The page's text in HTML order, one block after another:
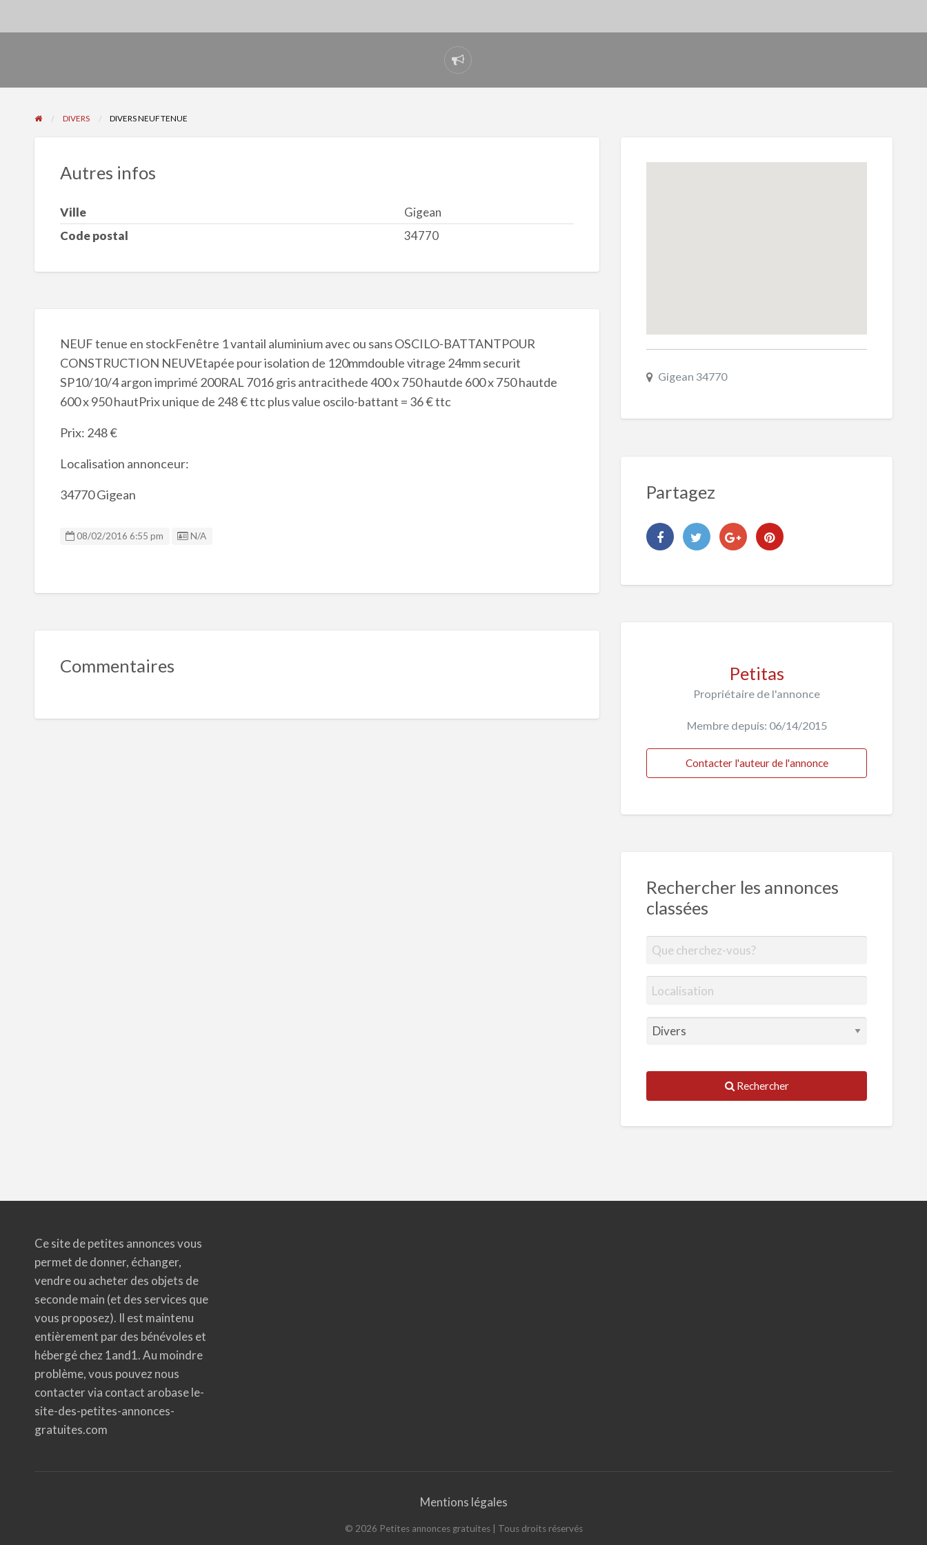
Signaler
un
DIVERS DIVERS NEUF TENUE
Autres infos
Ville
Gigean
Code postal
34770
NEUF tenue en stockFenêtre 1 vantail aluminium avec ou sans OSCILO-BATTANTPOUR
CONSTRUCTION NEUVEtapée pour isolation de 120mmdouble vitrage 24mm securit
SP10/10/4 argon imprimé 200RAL 7016 gris antracithede 400 x 750 hautde 600 x 750 hautde
600 x 950 hautPrix unique de 248 € ttc plus value oscilo-battant = 36 € ttc
Prix: 248 €
Localisation annonceur:
34770 Gigean
08/02/2016 6:55 pm Listing ID
N/A
Commentaires
Gigean 34770
Partagez
Petitas
Propriétaire de l'annonce
Membre depuis: 06/14/2015
Contacter l'auteur de l'annonce
Rechercher les annonces
classées
Rechercher
Ce site de petites annonces vous
permet de donner, échanger,
vendre ou acheter des objets de
seconde main (et des services que
vous proposez). Il est maintenu
entièrement par des bénévoles et
hébergé chez 1and1. Au moindre
problème, vous pouvez nous
contacter via contact arobase le-
site-des-petites-annonces-
gratuites.com
Mentions légales
© 2026 Petites annonces gratuites| Tous droits réservés